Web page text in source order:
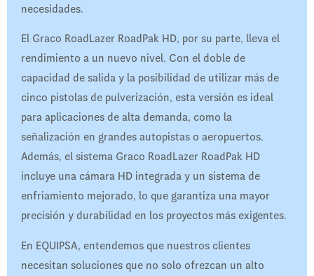
necesidades.
El Graco RoadLazer RoadPak HD, por su parte, lleva el
rendimiento a un nuevo nivel. Con el doble de
capacidad de salida y la posibilidad de utilizar más de
cinco pistolas de pulverización, esta versión es ideal
para aplicaciones de alta demanda, como la
señalización en grandes autopistas o aeropuertos.
Además, el sistema Graco RoadLazer RoadPak HD
incluye una cámara HD integrada y un sistema de
enfriamiento mejorado, lo que garantiza una mayor
precisión y durabilidad en los proyectos más exigentes.
En EQUIPSA, entendemos que nuestros clientes
necesitan soluciones que no solo ofrezcan un alto